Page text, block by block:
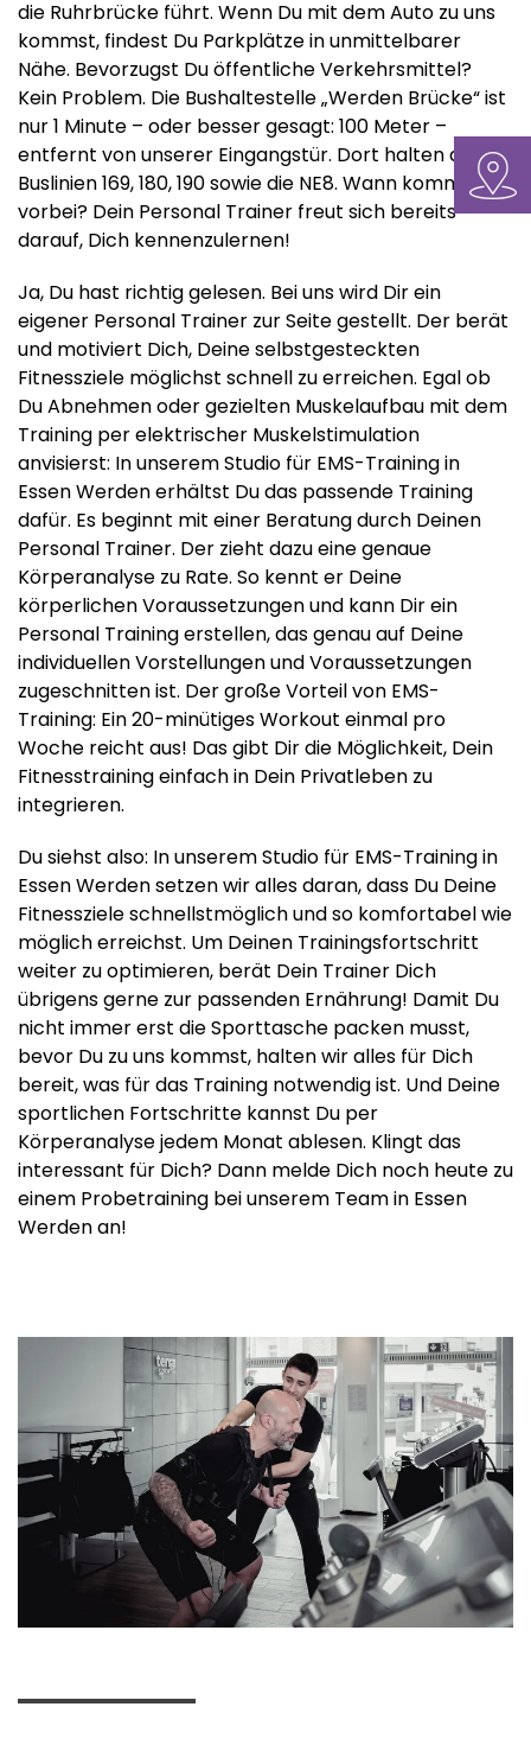
die Ruhrbrücke führt. Wenn Du mit dem Auto zu uns
kommst, findest Du Parkplätze in unmittelbarer
Nähe. Bevorzugst Du öffentliche Verkehrsmittel?
Kein Problem. Die Bushaltestelle „Werden Brücke“ ist
nur 1 Minute – oder besser gesagt: 100 Meter –
entfernt von unserer Eingangstür. Dort halten die
Buslinien 169, 180, 190 sowie die NE8. Wann kommst Du
vorbei? Dein Personal Trainer freut sich bereits
darauf, Dich kennenzulernen!
Ja, Du hast richtig gelesen. Bei uns wird Dir ein
eigener Personal Trainer zur Seite gestellt. Der berät
und motiviert Dich, Deine selbstgesteckten
Fitnessziele möglichst schnell zu erreichen. Egal ob
Du Abnehmen oder gezielten Muskelaufbau mit dem
Training per elektrischer Muskelstimulation
anvisierst: In unserem Studio für EMS-Training in
Essen Werden erhältst Du das passende Training
dafür. Es beginnt mit einer Beratung durch Deinen
Personal Trainer. Der zieht dazu eine genaue
Körperanalyse zu Rate. So kennt er Deine
körperlichen Voraussetzungen und kann Dir ein
Personal Training erstellen, das genau auf Deine
individuellen Vorstellungen und Voraussetzungen
zugeschnitten ist. Der große Vorteil von EMS-
Training: Ein 20-minütiges Workout einmal pro
Woche reicht aus! Das gibt Dir die Möglichkeit, Dein
Fitnesstraining einfach in Dein Privatleben zu
integrieren.
Du siehst also: In unserem Studio für EMS-Training in
Essen Werden setzen wir alles daran, dass Du Deine
Fitnessziele schnellstmöglich und so komfortabel wie
möglich erreichst. Um Deinen Trainingsfortschritt
weiter zu optimieren, berät Dein Trainer Dich
übrigens gerne zur passenden Ernährung! Damit Du
nicht immer erst die Sporttasche packen musst,
bevor Du zu uns kommst, halten wir alles für Dich
bereit, was für das Training notwendig ist. Und Deine
sportlichen Fortschritte kannst Du per
Körperanalyse jedem Monat ablesen. Klingt das
interessant für Dich? Dann melde Dich noch heute zu
einem Probetraining bei unserem Team in Essen
Werden an!